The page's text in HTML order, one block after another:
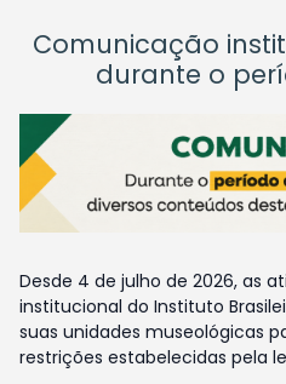
Comunicação
durante o
Desde 4 de julho de 2026, as
institucional do Instituto
suas unidades museológicas
restrições estabelecidas pela